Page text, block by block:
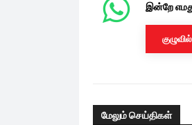
இன்றே
மேலும் செய்திகள்